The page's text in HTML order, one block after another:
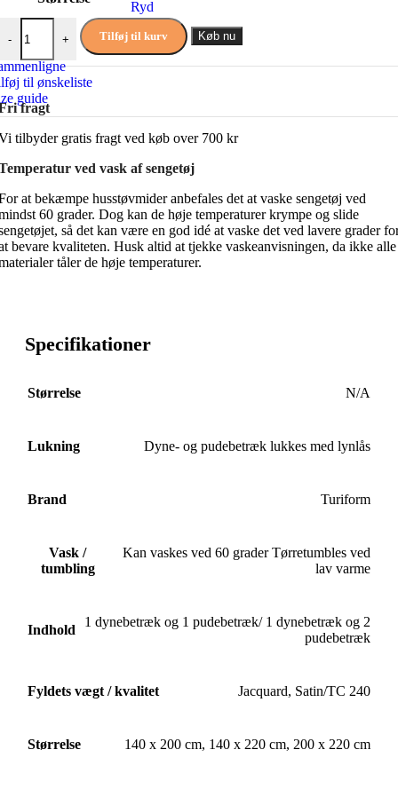
Ryd
-
Turistripa sengetøj antal
+ Tilføj til kurv Køb nu
til ønskeliste
guide
fragt
tilbyder gratis fragt ved køb over 700 kr
ved vask af sengetøj
at bekæmpe husstøvmider anbefales det at vaske sengetøj ved
60 grader. Dog kan de høje temperaturer krympe og slide
så det kan være en god idé at vaske det ved lavere grader
bevare kvaliteten. Husk altid at tjekke vaskeanvisningen, da ikke alle
tåler de høje temperaturer.
Specifikationer
Størrelse N/A
Lukning Dyne- og pudebetræk lukkes med lynlås
Brand Turiform
Vask /
tumbling
Kan vaskes ved 60 grader Tørretumbles ved
lav varme
Indhold
1 dynebetræk og 1 pudebetræk/ 1 dynebetræk og 2
pudebetræk
Fyldets vægt / kvalitet Jacquard, Satin/TC 240
Størrelse 140 x 200 cm, 140 x 220 cm, 200 x 220 cm